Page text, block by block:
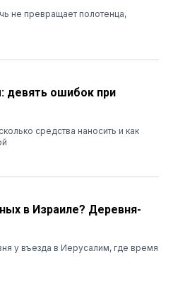
не превращает полотенца,
девять ошибок при
средства наносить и как
в Израиле? Деревня-
у въезда в Иерусалим, где время